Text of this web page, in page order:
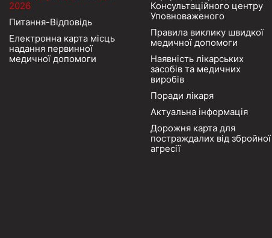
2026
Питання-Відповідь
Електронна карта місць
надання первинної
медичної допомоги
Консультаційного центру
Уповноваженого
Правила виклику швидкої
медичної допомоги
Наявність лікарських
засобів та медичних
виробів
Поради лікаря
Актуальна інформація
Дорожня карта для
постраждалих від збройної
агресії